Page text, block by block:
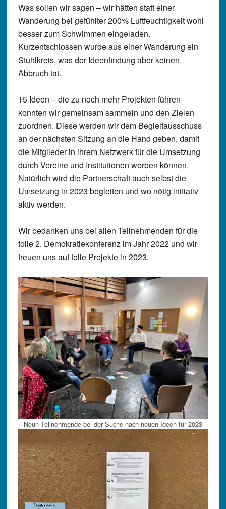
Was sollen wir sagen – wir hätten statt einer
Wanderung bei gefühlter 200% Luftfeuchtigkeit wohl
besser zum Schwimmen eingeladen.
Kurzentschlossen wurde aus einer Wanderung ein
Stuhlkreis, was der Ideenfindung aber keinen
Abbruch tat.
15 Ideen – die zu noch mehr Projekten führen
konnten wir gemeinsam sammeln und den Zielen
zuordnen. Diese werden wir dem Begleitausschuss
an der nächsten Sitzung an die Hand geben, damit
die Mitglieder in ihrem Netzwerk für die Umsetzung
durch Vereine und Institutionen werben können.
Natürlich wird die Partnerschaft auch selbst die
Umsetzung in 2023 begleiten und wo nötig initiativ
aktiv werden.
Wir bedanken uns bei allen Teilnehmenden für die
tolle 2. Demokratiekonferenz im Jahr 2022 und wir
freuen uns auf tolle Projekte in 2023.
Neun Teilnehmende bei der Suche nach neuen Ideen für 2023